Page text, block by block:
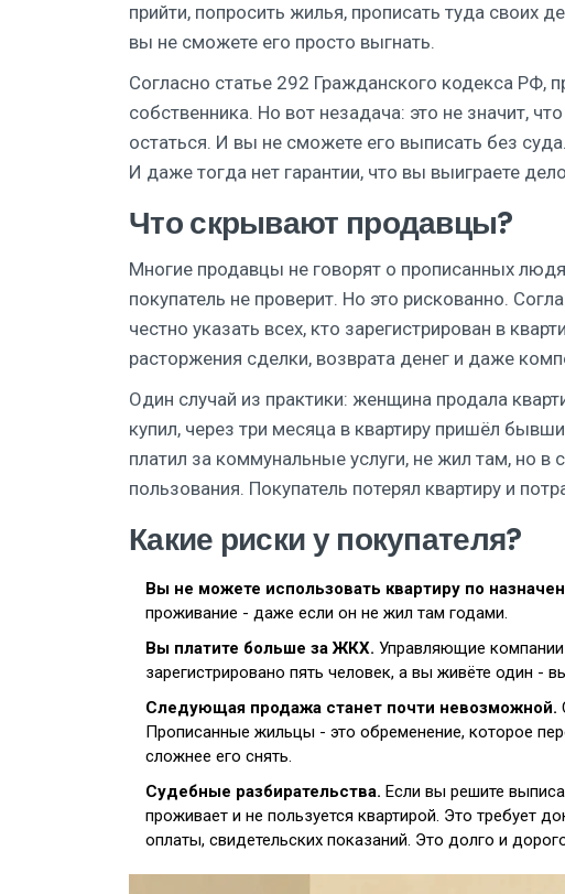
прийти, попросить жилья, прописать туда своих
вы не сможете его просто выгнать.
Согласно статье 292 Гражданского кодекса РФ,
собственника. Но вот незадача: это не значит,
остаться. И вы не сможете его выписать без
И даже тогда нет гарантии, что вы выиграете
Что скрывают продавцы?
Многие продавцы не говорят о прописанных
покупатель не проверит. Но это рискованно.
честно указать всех, кто зарегистрирован в
расторжения сделки, возврата денег и даже
Один случай из практики: женщина продала
купил, через три месяца в квартиру пришёл
платил за коммунальные услуги, не жил там, но в
пользования. Покупатель потерял квартиру и
Какие риски у покупателя?
Вы не можете использовать квартиру по
проживание - даже если он не жил там годами.
Вы платите больше за ЖКХ. Управляющие компании
зарегистрировано пять человек, а вы живёте один -
Следующая продажа станет почти невозможной.
Прописанные жильцы - это обременение, которое
сложнее его снять.
Судебные разбирательства. Если вы решите
проживает и не пользуется квартирой. Это требует
оплаты, свидетельских показаний. Это долго и